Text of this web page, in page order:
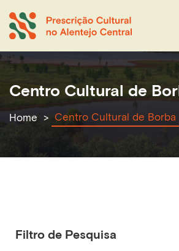
Centro Cultural de
Home Centro Cultural de Borba
Filtro de Pesquisa